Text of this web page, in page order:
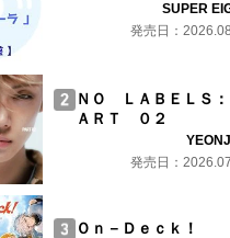
SUPER
発売日：
ＮＯ ＬＡＢＥＬＳ：
ＡＲＴ ０２
発売日：
Ｏｎ－Ｄｅｃｋ！